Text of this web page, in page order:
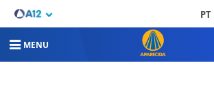
PT
MENU